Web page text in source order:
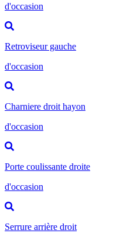
d'occasion
Retroviseur gauche
d'occasion
Charniere droit hayon
d'occasion
Porte coulissante droite
d'occasion
Serrure arrière droit